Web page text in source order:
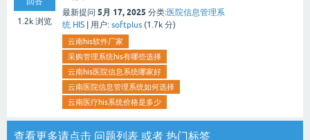
1.2k 浏览
最新提问 5月 17, 2025 分类:医院信息管理系
统 HIS
用户: softplus (1.7k 分)
云南his软件厂家
采购管理系统his有哪些选择
云南his医院信息系统哪家好
云南医院信息管理系统如何选择
云南医疗his系统价格是多少
查看更多请点击 问题列表 或者 热门标签